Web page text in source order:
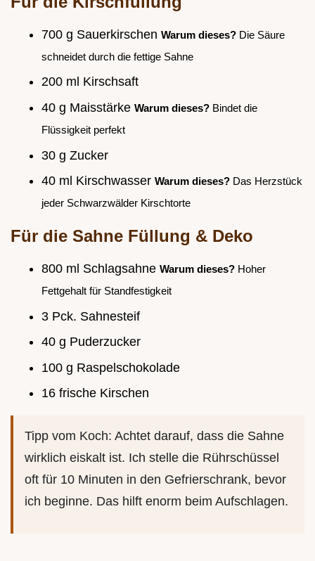
700 g Sauerkirschen Warum dieses? Die Säure
schneidet durch die fettige Sahne
200 ml Kirschsaft
40 g Maisstärke Warum dieses? Bindet die
Flüssigkeit perfekt
30 g Zucker
40 ml Kirschwasser Warum dieses? Das Herzstück
jeder Schwarzwälder Kirschtorte
Für die Sahne Füllung & Deko
800 ml Schlagsahne Warum dieses? Hoher
Fettgehalt für Standfestigkeit
3 Pck. Sahnesteif
40 g Puderzucker
100 g Raspelschokolade
16 frische Kirschen
Tipp vom Koch: Achtet darauf, dass die Sahne
wirklich eiskalt ist. Ich stelle die Rührschüssel
oft für 10 Minuten in den Gefrierschrank, bevor
ich beginne. Das hilft enorm beim Aufschlagen.